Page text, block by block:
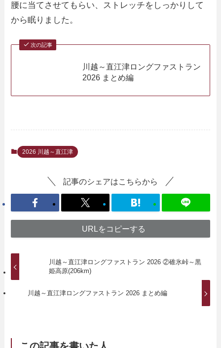
腰に当てさせてもらい、ストレッチをしっかりして
から眠りました。
次の記事
川越～直江津ロングファストラン
2026 まとめ編
2026 川越～直江津
記事のシェアはこちらから
URLをコピーする
川越～直江津ロングファストラン 2026 ②碓氷峠～黒
姫高原(206km)
川越～直江津ロングファストラン 2026 まとめ編